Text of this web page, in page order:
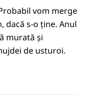
vom merge
dacă s-o ține. Anul
murată și
de usturoi.